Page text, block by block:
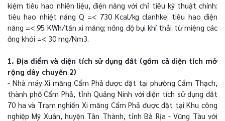
kiệm tiêu hao nhiên liệu, điện năng với chỉ tiêu kỹ thuật chính:
tiêu hao nhiệt năng Q =< 730 Kcal/kg clanhke; tiêu hao điện
năng =< 95 KWh/tấn xi măng; nồng độ bụi khí thải từ miệng các
ống khói =< 30 mg/Nm3.
1. Địa điểm và diện tích sử dụng đất (gồm cả diện tích mở
rộng dây chuyền 2)
- Nhà máy Xi măng Cẩm Phả được đặt tại phường Cẩm Thạch,
thành phố Cẩm Phả, tỉnh Quảng Ninh với diện tích sử dụng đất
70 ha và Trạm nghiền Xi măng Cẩm Phả được đặt tại Khu công
nghiệp Mỹ Xuân, huyện Tân Thành, tỉnh Bà Rịa - Vũng Tàu với